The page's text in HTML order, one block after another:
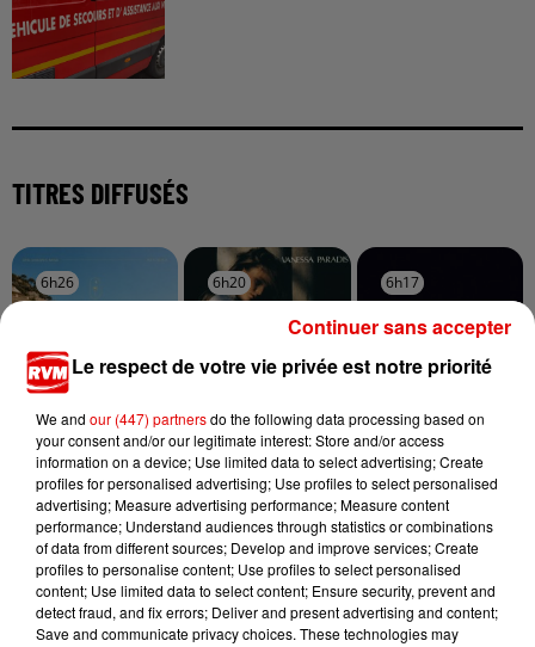
TITRES DIFFUSÉS
6h26
6h26
RIVIERA
She Doesn't Mind
6h20
6h20
VANESSA PARADIS
Tamdem
6h17
6h17
LEWIS CAPALDI
Stay Love
Le respect de votre vie privée est notre priorité
We and our (447) partnersdo the following data processing based on
your consent and/or our legitimate interest: Store and/or access
information on a device; Use limited data to select advertising; Create
profiles for personalised advertising; Use profiles to select personalised
advertising; Measure advertising performance; Measure content
performance; Understand audiences through statistics or combinations
of data from different sources; Develop and improve services; Create
profiles to personalise content; Use profiles to select personalised
content; Use limited data to select content; Ensure security, prevent and
detect fraud, and fix errors; Deliver and present advertising and content;
Save and communicate privacy choices. These technologies may
Continuer sans accepter